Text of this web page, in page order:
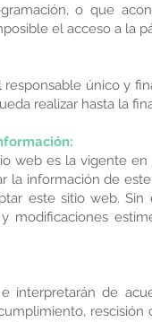
o que
el acceso a la
único y
realizar hasta la
web es la vigente
la información de
este sitio web.
modificaciones
interpretarán de